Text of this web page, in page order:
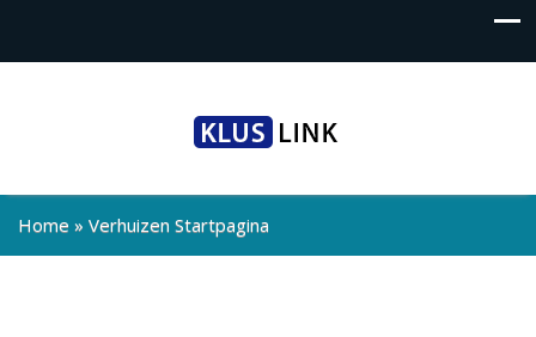
Home » Verhuizen Startpagina